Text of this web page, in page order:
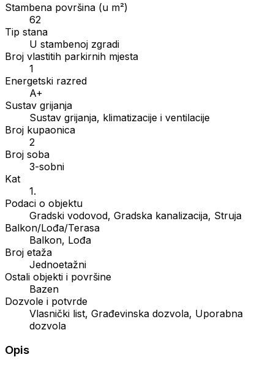
Stambena površina (u m²)
62
Tip stana
U stambenoj zgradi
Broj vlastitih parkirnih mjesta
1
Energetski razred
A+
Sustav grijanja
Sustav grijanja, klimatizacije i ventilacije
Broj kupaonica
2
Broj soba
3-sobni
Kat
1.
Podaci o objektu
Gradski vodovod, Gradska kanalizacija, Struja
Balkon/Lođa/Terasa
Balkon, Lođa
Broj etaža
Jednoetažni
Ostali objekti i površine
Bazen
Dozvole i potvrde
Vlasnički list, Građevinska dozvola, Uporabna
dozvola
Opis